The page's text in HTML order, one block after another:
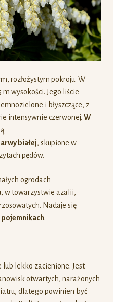
rozłożystym pokroju. W
m wysokości. Jego liście
i błyszczące, z
intensywnie czerwonej. W
białej, skupione w
pędów.
ogrodach
w towarzystwie azalii,
Nadaje się
pojemnikach.
lub lekko zacienione. Jest
otwartych, narażonych
dlatego powinien być